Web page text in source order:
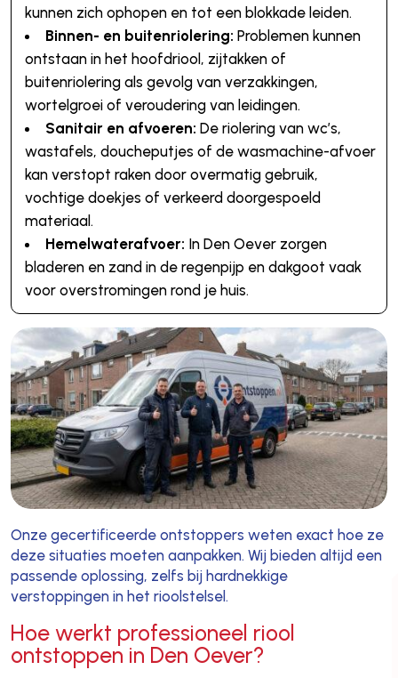
kunnen zich ophopen en tot een blokkade leiden.
Binnen- en buitenriolering: Problemen kunnen
ontstaan in het hoofdriool, zijtakken of
buitenriolering als gevolg van verzakkingen,
wortelgroei of veroudering van leidingen.
Sanitair en afvoeren: De riolering van wc’s,
wastafels, doucheputjes of de wasmachine-afvoer
kan verstopt raken door overmatig gebruik,
vochtige doekjes of verkeerd doorgespoeld
materiaal.
Hemelwaterafvoer: In Den Oever zorgen
bladeren en zand in de regenpijp en dakgoot vaak
voor overstromingen rond je huis.
Onze gecertificeerde ontstoppers weten exact hoe ze
deze situaties moeten aanpakken. Wij bieden altijd een
passende oplossing, zelfs bij hardnekkige
verstoppingen in het rioolstelsel.
Hoe werkt professioneel riool
ontstoppen in Den Oever?